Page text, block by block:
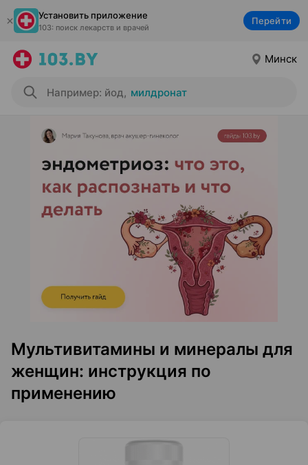
Установить приложение
103: поиск лекарств и врачей
Перейти
Минск
Например: йод, милдронат
Мультивитамины и минералы для
женщин: инструкция по
применению